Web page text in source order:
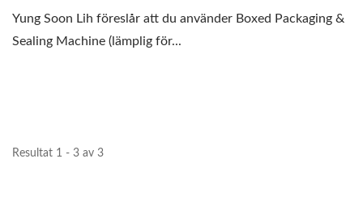
Yung Soon Lih föreslår att du använder Boxed Packaging &
Sealing Machine (lämplig för...
Resultat 1 - 3 av 3